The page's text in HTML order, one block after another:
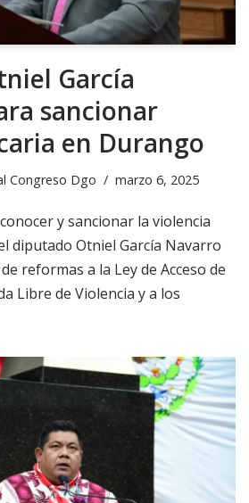
García
sancionar
en Durango
Congreso Dgo marzo 6, 2025
y sancionar la violencia
diputado Otniel García Navarro
reformas a la Ley de Acceso de
Libre de Violencia y a los